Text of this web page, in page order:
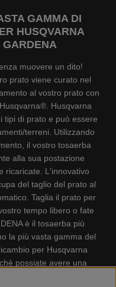
GAMMA DI
HUSQVARNA
muovere un dito!
prato viene curato nel
al vostro prato con
Husqvarna
tipi di prato e può essere
terreni. Utilizzando
il vostro tosaerba
alla sua postazione
ricaricate. L'innovativo
del taglio del prato al
Taglia il prato per
tempo libero o fate
è il tosaerba più
la più vasta gamma del
per Husqvarna
possiate avere una